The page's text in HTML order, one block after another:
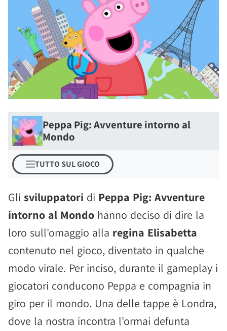
Peppa Pig: Avventure intorno al
Mondo
TUTTO SUL GIOCO
Gli sviluppatori di Peppa Pig: Avventure
intorno al Mondo hanno deciso di dire la
loro sull'omaggio alla regina Elisabetta
contenuto nel gioco, diventato in qualche
modo virale. Per inciso, durante il gameplay i
giocatori conducono Peppa e compagnia in
giro per il mondo. Una delle tappe è Londra,
dove la nostra incontra l'ormai defunta